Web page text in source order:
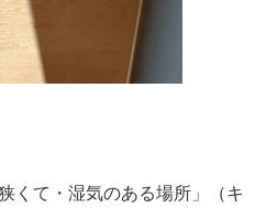
くて・湿気のある場所」（キ